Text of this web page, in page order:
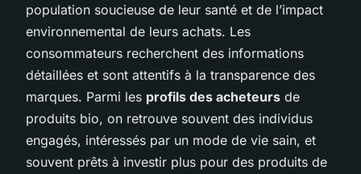
population soucieuse de leur santé et de l’impact
environnemental de leurs achats. Les
consommateurs recherchent des informations
détaillées et sont attentifs à la transparence des
marques. Parmi les profils des acheteurs de
produits bio, on retrouve souvent des individus
engagés, intéressés par un mode de vie sain, et
souvent prêts à investir plus pour des produits de